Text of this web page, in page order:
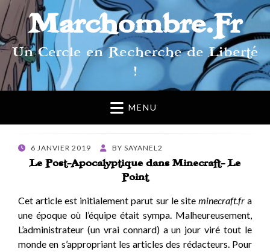
Marchombre.Fr
Un Cercle en Recherche de Liberté
!
MENU
POSTED
ON
6 JANVIER 2019 BY SAYANEL2
Le Post-Apocalyptique dans Minecraft- Le
Point
Cet article est initialement parut sur le site minecraft.fra
une époque où l’équipe était sympa. Malheureusement,
L’administrateur (un vrai connard) a un jour viré tout le
monde en s’appropriant les articles des rédacteurs. Pour